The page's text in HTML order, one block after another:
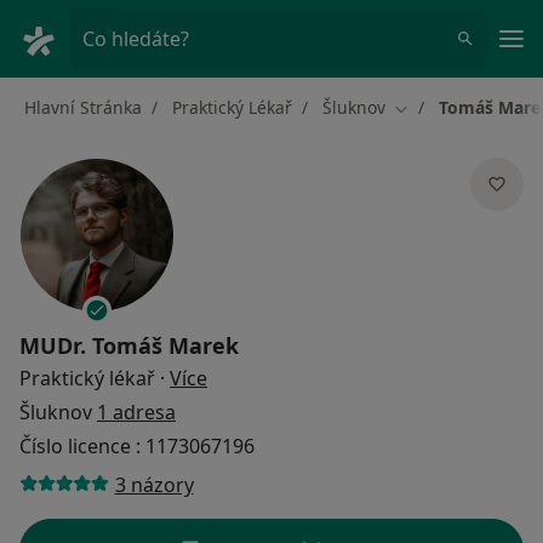
Co hledáte?
Hlavní Stránka Praktický Lékař Šluknov Změna města
Tomáš
MUDr. Tomáš Marek
Praktický lékař · Více
Šluknov 1 adresa
Číslo licence : 1173067196
3 názory